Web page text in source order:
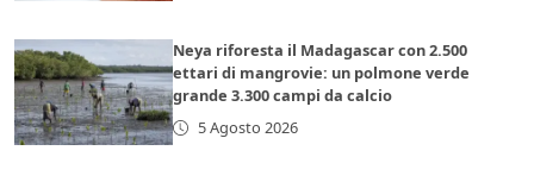
Neya riforesta il Madagascar con 2.500
ettari di mangrovie: un polmone verde
grande 3.300 campi da calcio
5 Agosto 2026